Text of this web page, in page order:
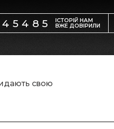
ІСТОРІЙ НАМ
ВЖЕ ДОВІРИЛИ
свою